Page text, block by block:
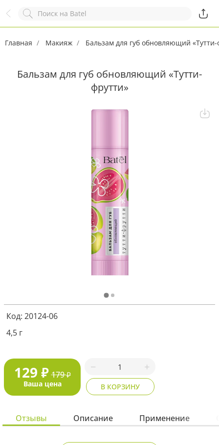
Назад
ОСТАВИТЬ ЗАЯВКУ
Главная Макияж Бальзам для губ обновляющий «Тутти-
Бальзам для губ обновляющий «Тутти-
фрутти»
Код: 20124-06
4,5 г
129 ₽ 179₽
Ваша цена В КОРЗИНУ
Отзывы Описание Применение
Появился вопрос?Заполните эту форму!
политикой защиты
ОТПРАВИТЬ
Наша служба поддержки
с 5:00 до 15:00 мск,
МАКС
Для звонков по РФ
8-800-201-38-27